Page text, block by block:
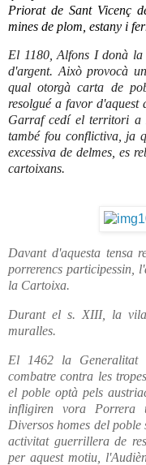
Priorat de Sant Vicenç
mines de plom, estany i
El 1180, Alfons I donà
d'argent. Això provocà
qual otorgà carta de
resolgué a favor
Garraf cedí el territori a
també fou conflictiva, ja
excessiva de delmes, es
cartoixans.
Davant d'aquesta tensa
porrerencs participessin,
la Cartoixa.
Durant el s. XIII, la
muralles.
El 1462 la Generalitat
combatre contra les
el poble optà pels
infligiren vora Porrera
Diversos homes del
activitat guerrillera de
per aquest motiu,